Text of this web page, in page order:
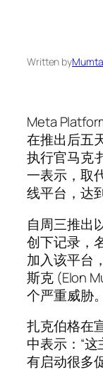
Written by
Meta
在推出后五
执行官马克
一表示，取
线平台，达
自周三推出
创下记录，
加入该平台
斯克 (Elon
个严重威胁。
扎克伯格在
中表示：“
有启动很多